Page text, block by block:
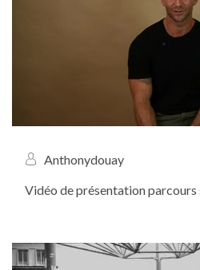
Anthonydouay
Vidéo de présentation